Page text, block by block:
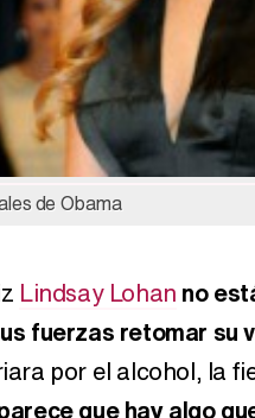
de Obama
Lindsay Lohan no
fuerzas retomar su
por el alcohol, la
que hay algo